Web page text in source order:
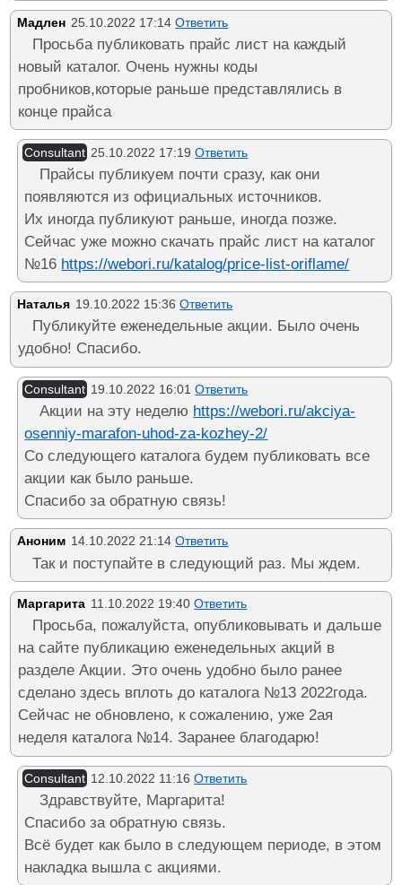
Мадлен 25.10.2022 17:14 Ответить
Просьба публиковать прайс лист на каждый
новый каталог. Очень нужны коды
пробников,которые раньше представлялись в
конце прайса
Consultant 25.10.2022 17:19 Ответить
Прайсы публикуем почти сразу, как они
появляются из официальных источников.
Их иногда публикуют раньше, иногда позже.
Сейчас уже можно скачать прайс лист на каталог
№16 https://webori.ru/katalog/price-list-oriflame/
Наталья 19.10.2022 15:36 Ответить
Публикуйте еженедельные акции. Было очень
удобно! Спасибо.
Consultant 19.10.2022 16:01 Ответить
Акции на эту неделю https://webori.ru/akciya-
osenniy-marafon-uhod-za-kozhey-2/
Со следующего каталога будем публиковать все
акции как было раньше.
Спасибо за обратную связь!
Аноним 14.10.2022 21:14 Ответить
Так и поступайте в следующий раз. Мы ждем.
Маргарита 11.10.2022 19:40 Ответить
Просьба, пожалуйста, опубликовывать и дальше
на сайте публикацию еженедельных акций в
разделе Акции. Это очень удобно было ранее
сделано здесь вплоть до каталога №13 2022года.
Сейчас не обновлено, к сожалению, уже 2ая
неделя каталога №14. Заранее благодарю!
Consultant 12.10.2022 11:16 Ответить
Здравствуйте, Маргарита!
Спасибо за обратную связь.
Всё будет как было в следующем периоде, в этом
накладка вышла с акциями.